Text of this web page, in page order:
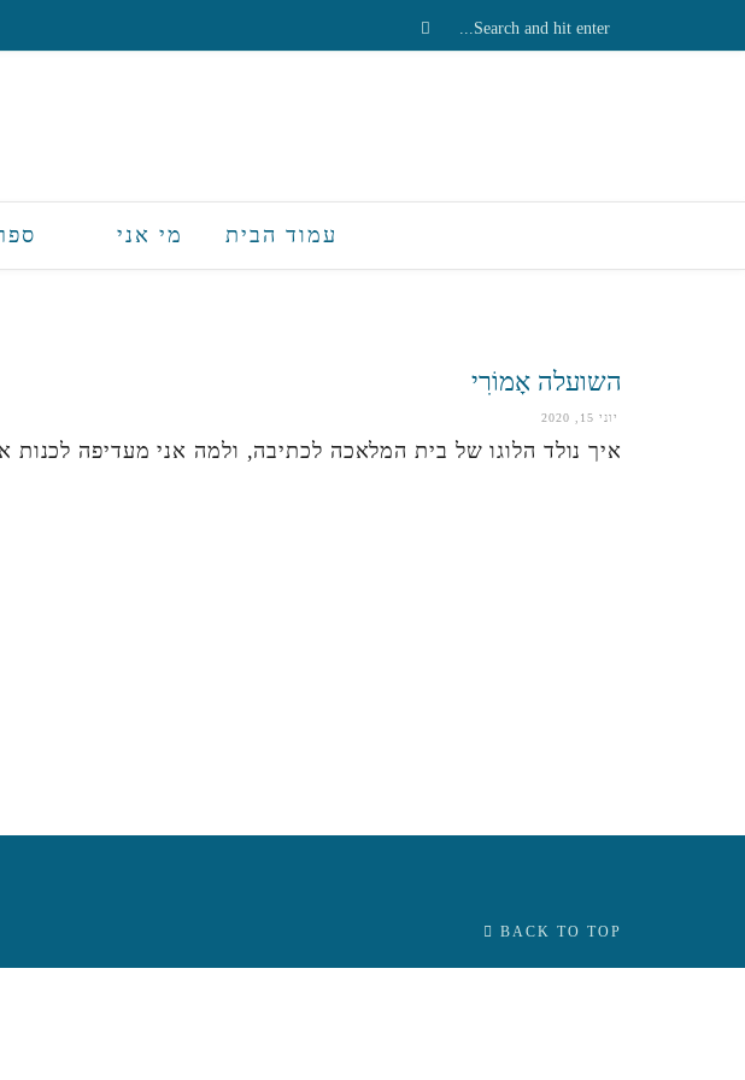
עמוד הבית מי אני
השועלה אָמוֹרִי
יוני 15, 2020
איך נולד הלוגו של בית המלאכה לכתיבה, ולמה אני מעדיפה
BACK TO TOP